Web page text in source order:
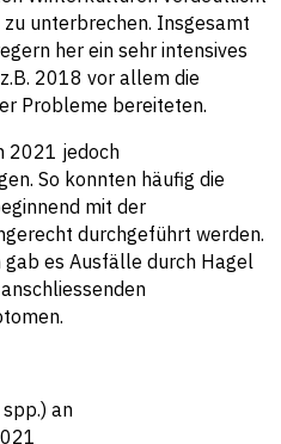
unterbrechen. Insgesamt
her ein sehr intensives
2018 vor allem die
Probleme bereiteten.
2021 jedoch
So konnten häufig die
mit der
durchgeführt werden.
gab es Ausfälle durch Hagel